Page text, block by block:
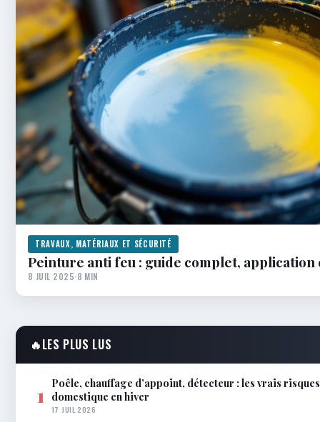
TRAVAUX, MATÉRIAUX ET SÉCURITÉ
Peinture anti feu : guide complet, application
8 JUIL 2025·8 MIN
🔥LES PLUS LUS
1
Poêle, chauffage d’appoint, détecteur : les vrais
domestique en hiver
17 JUIL 2026